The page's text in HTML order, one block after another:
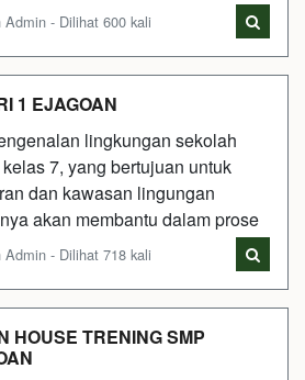
- Dilihat 600 kali
1 EJAGOAN
lingkungan sekolah
7, yang bertujuan untuk
dan kawasan lingungan
akan membantu dalam prose
- Dilihat 718 kali
HOUSE TRENING SMP